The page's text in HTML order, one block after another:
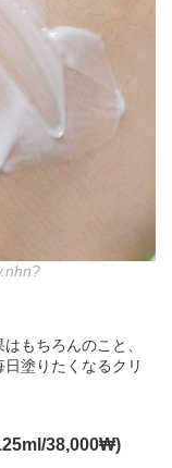
もちろんのこと、
塗りたくなるクリ
38,000₩)